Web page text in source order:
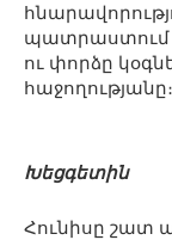
պատրաստում
ու փորձը
հաջողությանը։
Խեցգետին
Հունիսը շատ